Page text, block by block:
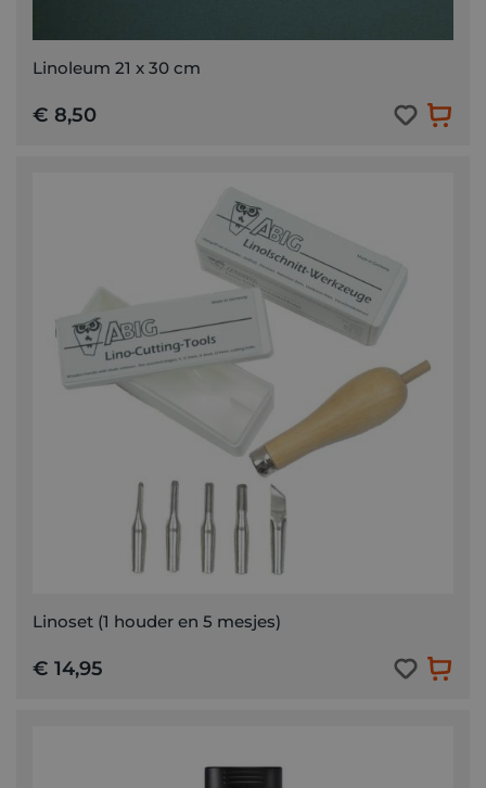
Linoleum 21 x 30 cm
€ 8,50
Linoset (1 houder en 5 mesjes)
€ 14,95